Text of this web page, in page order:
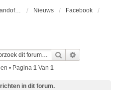
Orlandofans forum Nieuws Facebook
Zoek
• Pagina 1 Van 1
in dit forum.